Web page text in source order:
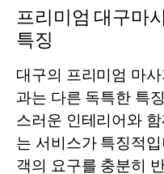
프리미엄 대구마
특징
대구의 프리미엄 마
과는 다른 독특한 특
스러운 인테리어와
는 서비스가 특징적
객의 요구를 충분히